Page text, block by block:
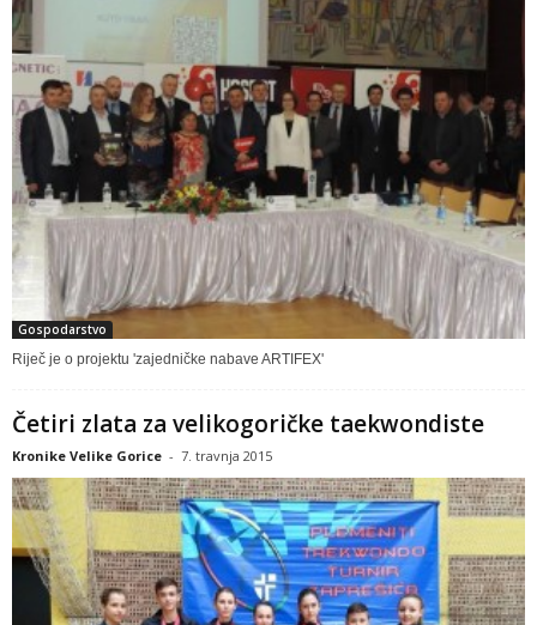
Gospodarstvo
Riječ je o projektu 'zajedničke nabave ARTIFEX'
Četiri zlata za velikogoričke taekwondiste
Kronike Velike Gorice - 7. travnja 2015